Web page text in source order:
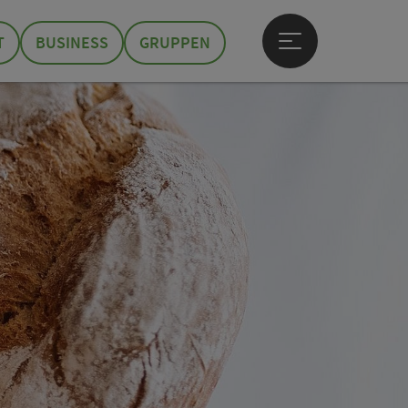
BUSINESS GRUPPEN
Hauptmenü öffnen